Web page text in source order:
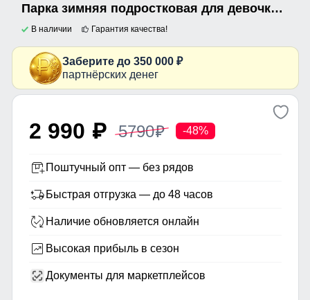
Парка зимняя подростковая для девочки темно-зеленого цвета 9340TZ
В наличии Гарантия качества!
Заберите до 350 000 ₽
партнёрских денег
2 990 p 5790p -48%
Поштучный опт — без рядов
Быстрая отгрузка — до 48 часов
Наличие обновляется онлайн
Высокая прибыль в сезон
Документы для маркетплейсов